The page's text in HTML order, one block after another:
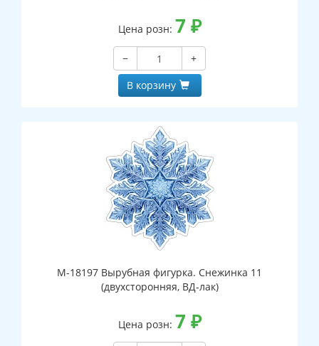
Цена розн: 7 ₽
−
+
В корзину
М-18197 Вырубная фигурка. Снежинка 11
(двухсторонняя, ВД-лак)
Цена розн: 7 ₽